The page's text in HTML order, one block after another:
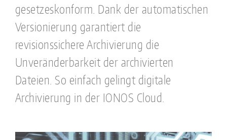
gesetzeskonform. Dank der automatischen
Versionierung garantiert die
revisionssichere Archivierung die
Unveränderbarkeit der archivierten
Dateien. So einfach gelingt digitale
Archivierung in der IONOS Cloud.